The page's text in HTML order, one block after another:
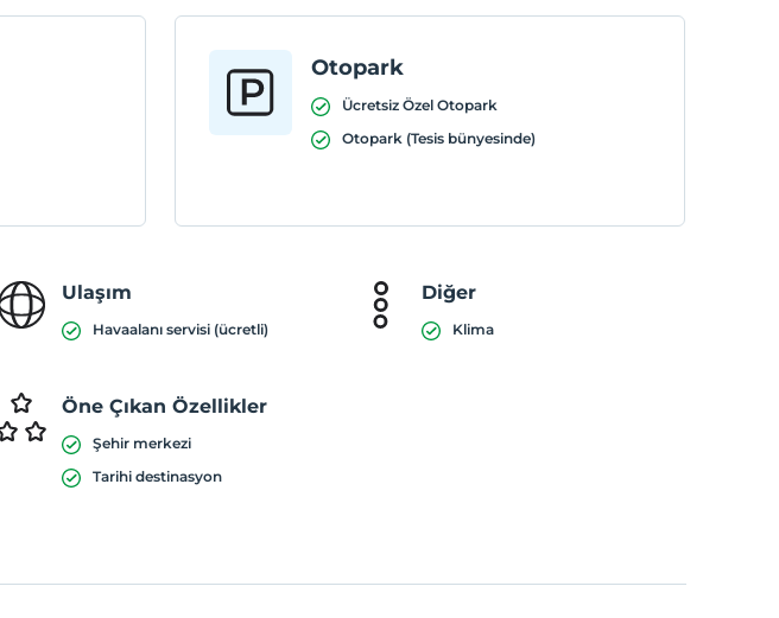
Otopark
Ücretsiz Özel Otopark
Otopark (Tesis bünyesinde)
Ulaşım
Havaalanı servisi (ücretli)
Diğer
Klima
Öne Çıkan Özellikler
Şehir merkezi
Tarihi destinasyon